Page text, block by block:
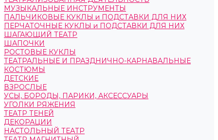
МУЗЫКАЛЬНЫЕ ИНСТРУМЕНТЫ
ПАЛЬЧИКОВЫЕ КУКЛЫ и ПОДСТАВКИ ДЛЯ НИХ
ПЕРЧАТОЧНЫЕ КУКЛЫ и ПОДСТАВКИ ДЛЯ НИХ
ШАГАЮЩИЙ ТЕАТР
ШАПОЧКИ
РОСТОВЫЕ КУКЛЫ
ТЕАТРАЛЬНЫЕ И ПРАЗДНИЧНО-КАРНАВАЛЬНЫЕ
КОСТЮМЫ
ДЕТСКИЕ
ВЗРОСЛЫЕ
УСЫ, БОРОДЫ, ПАРИКИ, АКСЕССУАРЫ
УГОЛКИ РЯЖЕНИЯ
ТЕАТР ТЕНЕЙ
ДЕКОРАЦИИ
НАСТОЛЬНЫЙ ТЕАТР